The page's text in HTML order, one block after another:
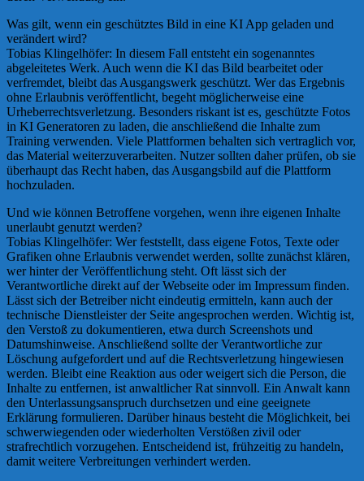
Was gilt, wenn ein geschütztes Bild in eine KI App geladen und
verändert wird?
Tobias Klingelhöfer: In diesem Fall entsteht ein sogenanntes
abgeleitetes Werk. Auch wenn die KI das Bild bearbeitet oder
verfremdet, bleibt das Ausgangswerk geschützt. Wer das Ergebnis
ohne Erlaubnis veröffentlicht, begeht möglicherweise eine
Urheberrechtsverletzung. Besonders riskant ist es, geschützte Fotos
in KI Generatoren zu laden, die anschließend die Inhalte zum
Training verwenden. Viele Plattformen behalten sich vertraglich vor,
das Material weiterzuverarbeiten. Nutzer sollten daher prüfen, ob sie
überhaupt das Recht haben, das Ausgangsbild auf die Plattform
hochzuladen.
Und wie können Betroffene vorgehen, wenn ihre eigenen Inhalte
unerlaubt genutzt werden?
Tobias Klingelhöfer: Wer feststellt, dass eigene Fotos, Texte oder
Grafiken ohne Erlaubnis verwendet werden, sollte zunächst klären,
wer hinter der Veröffentlichung steht. Oft lässt sich der
Verantwortliche direkt auf der Webseite oder im Impressum finden.
Lässt sich der Betreiber nicht eindeutig ermitteln, kann auch der
technische Dienstleister der Seite angesprochen werden. Wichtig ist,
den Verstoß zu dokumentieren, etwa durch Screenshots und
Datumshinweise. Anschließend sollte der Verantwortliche zur
Löschung aufgefordert und auf die Rechtsverletzung hingewiesen
werden. Bleibt eine Reaktion aus oder weigert sich die Person, die
Inhalte zu entfernen, ist anwaltlicher Rat sinnvoll. Ein Anwalt kann
den Unterlassungsanspruch durchsetzen und eine geeignete
Erklärung formulieren. Darüber hinaus besteht die Möglichkeit, bei
schwerwiegenden oder wiederholten Verstößen zivil oder
strafrechtlich vorzugehen. Entscheidend ist, frühzeitig zu handeln,
damit weitere Verbreitungen verhindert werden.